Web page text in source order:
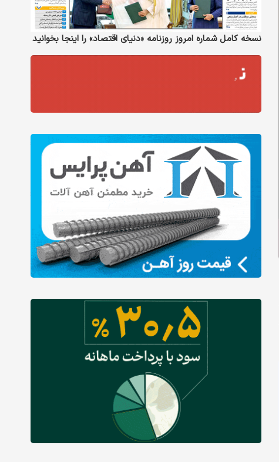
نسخه کامل شماره امروز روزنامه «دنیای‌ اقتصاد» را اینجا بخوانید